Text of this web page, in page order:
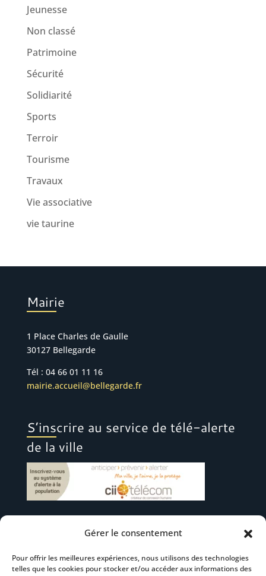
Gérer le consentement
Pour offrir les meilleures expériences, nous utilisons des technologies
telles que les cookies pour stocker et/ou accéder aux informations des
Jeunesse
Non classé
Patrimoine
Sécurité
Solidiarité
Sports
Terroir
Tourisme
Travaux
Vie associative
vie taurine
Mairie
1 Place Charles de Gaulle
30127 Bellegarde
Tél : 04 66 01 11 16
mairie.accueil@bellegarde.fr
S’inscrire au service de télé-alerte
de la ville
Suivez-nous